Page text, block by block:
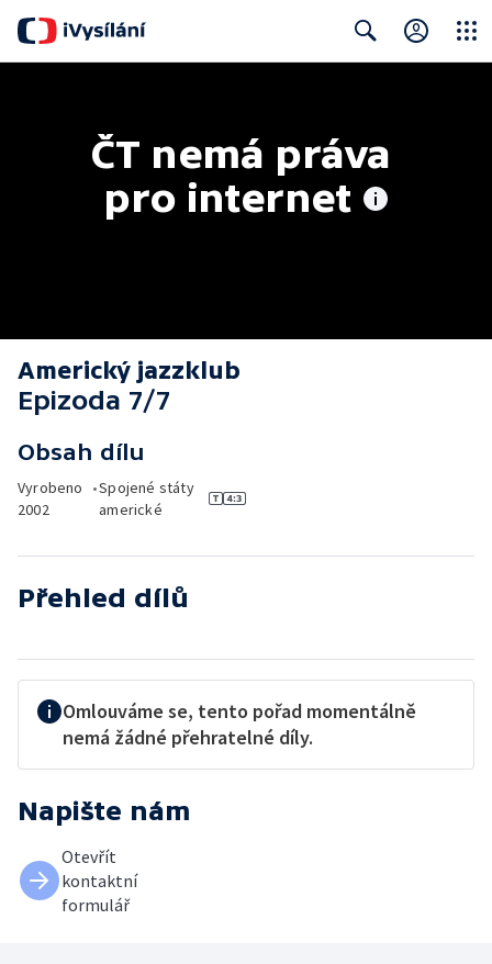
ČT nemá práva
pro internet
Americký jazzklub
Epizoda 7/7
Obsah dílu
Vyrobeno
2002
•Spojené státy
americké
Přehled dílů
Omlouváme se, tento pořad momentálně
nemá žádné přehratelné díly.
Napište nám
Otevřít
kontaktní
formulář